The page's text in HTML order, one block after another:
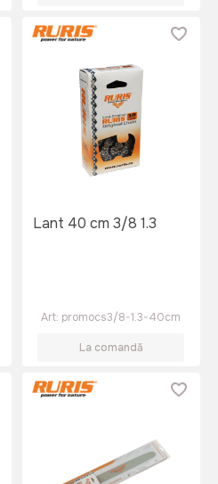
Lant 40 cm 3/8 1.3
Art: promocs3/8-1.3-40cm
La comandă